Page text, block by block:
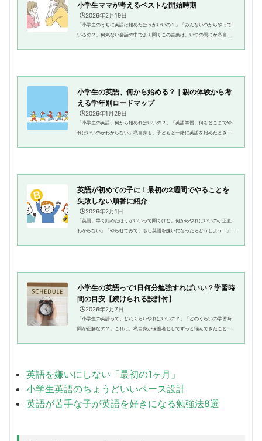
小学生ママが考えるベストな開始時期
🕒️2026年2月19日
「小学生のうちに英語は始めたほうがいいの？」「みんないつからやって
いるの？」何気ない会話の中でよく聞くこの言葉は、いつの間にか私自身
小学生の英語、何から始める？｜親の体験から考
える学年別ロードマップ
🕒️2026年1月29日
「小学生の英語、何から始めればいいの？」「英語学習、何をどこまでや
ればいいのかわからない」私自身も、子どもと一緒に英語を始めたとき、
英語が初めての子に！最初の2週間でやることを
失敗しない順番に紹介
🕒️2026年2月1日
「英語、早く始めたほうがいいって聞くけど、何からやればいいのか正直
わからない」「やらせてみて、もし英語を嫌いになったらどうしよう…」
小学生の英語って1日何分勉強すればいい？学習時
間の目安【続けられる設計付】
🕒️2026年2月7日
「小学生の英語って、どれくらいやればいいの？」「どのくらいの学習時
間が正解なの？」これは、私自身が保護者としてずっと悩んできたことで
英語を嫌いにしない「最初の1ヶ月」
小学生英語のちょうどいいペース設計
英語が苦手な子が英語を好きになる勉強法8選